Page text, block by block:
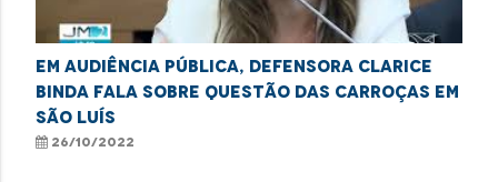
Em audiência pública, defensora Clarice
Binda fala sobre questão das carroças em
São Luís
26/10/2022